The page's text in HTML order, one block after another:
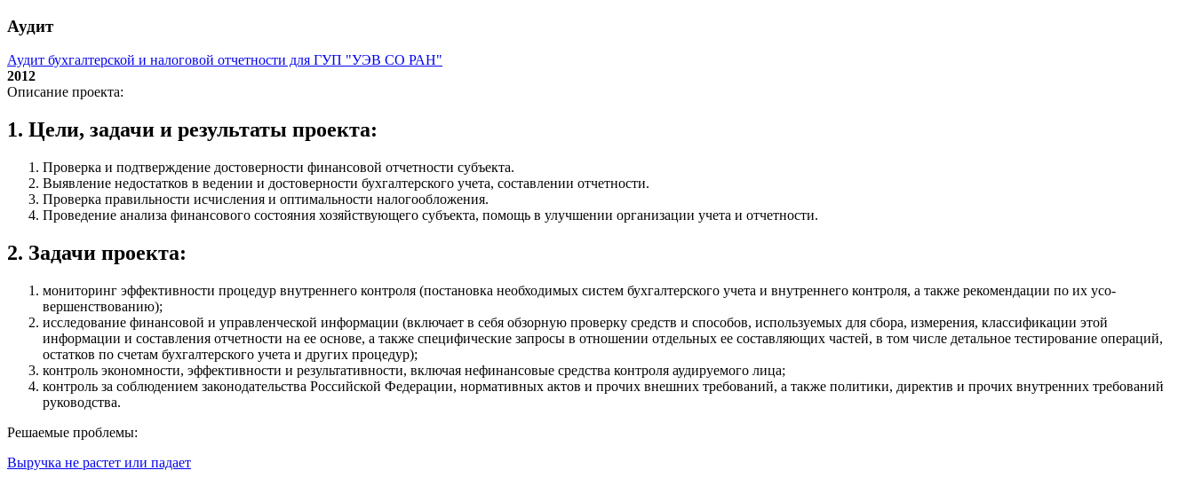
Аудит
Аудит бухгалтерской и налоговой отчетности для ГУП "УЭВ СО РАН"
2012
Описание проекта:
1. Цели, задачи и результаты проекта:
Проверка и подтверждение достоверности финансовой отчетности субъекта.
Выявление недостатков в ведении и достоверности бухгалтерского учета, составлении отчетности.
Проверка правильности исчисления и оптимальности налогообложения.
Проведение анализа финансового состояния хозяйствующего субъекта, помощь в улучшении организации учета и отчетности.
2. Задачи проекта:
мониторинг эффективности процедур внутреннего контроля (постановка необходимых систем бухгалтерского учета и внутреннего контроля, а также рекомендации по их усо-
вершенствованию);
исследование финансовой и управленческой информации (включает в себя обзорную проверку средств и способов, используемых для сбора, измерения, классификации этой
информации и составления отчетности на ее основе, а также специфические запросы в отношении отдельных ее составляющих частей, в том числе детальное тестирование операций,
остатков по счетам бухгалтерского учета и других процедур);
контроль экономности, эффективности и результативности, включая нефинансовые средства контроля аудируемого лица;
контроль за соблюдением законодательства Российской Федерации, нормативных актов и прочих внешних требований, а также политики, директив и прочих внутренних требований
руководства.
Решаемые проблемы:
Выручка не растет или падает